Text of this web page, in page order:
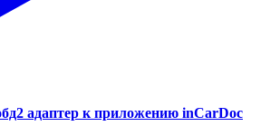
адаптер к приложению inCarDoc